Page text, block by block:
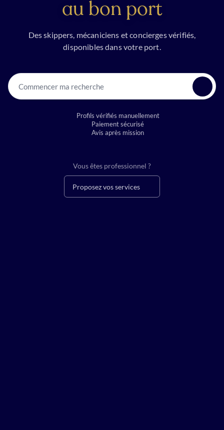
au bon port
Des skippers, mécaniciens et concierges vérifiés,
disponibles dans votre port.
Commencer ma recherche
Profils vérifiés manuellement
Paiement sécurisé
Avis après mission
Vous êtes professionnel ?
Proposez vos services